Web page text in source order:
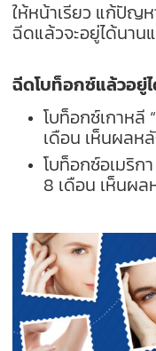
ให้หน้าเรียว แก้ปัญ
ฉีดแล้วจะอยู่ได้นาน
ฉีดโบท็อกซ์แล้วอยู่ไ
โบท็อกซ์เกาหลี
เดือน เห็นผลห
โบท็อกซ์อเมริก
8 เดือน เห็นผ